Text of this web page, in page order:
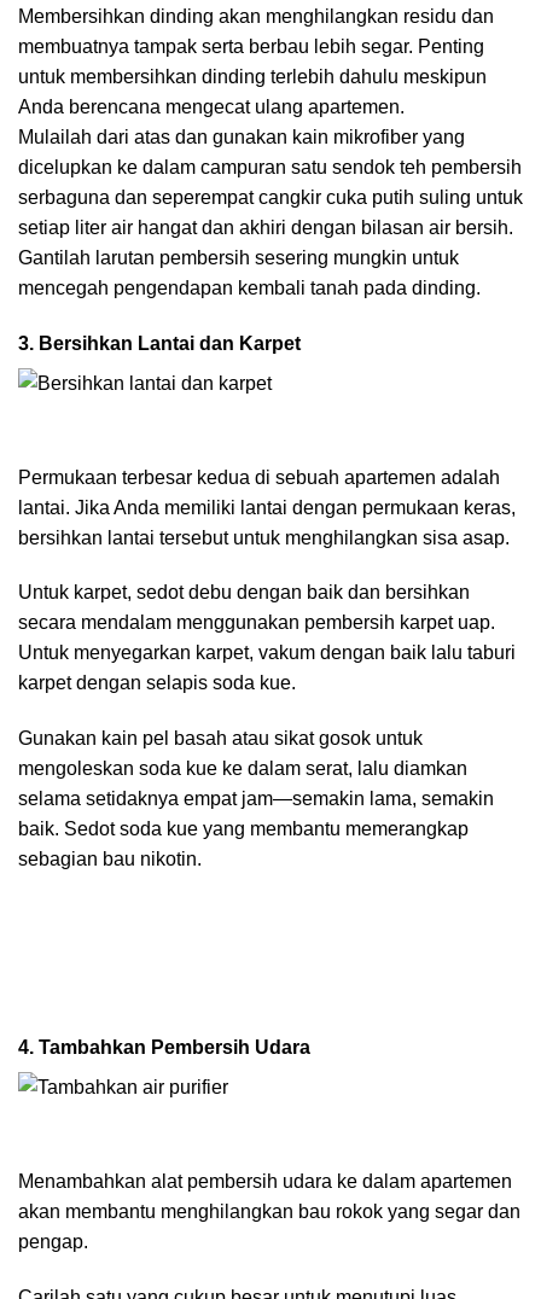
Membersihkan dinding akan menghilangkan residu dan
membuatnya tampak serta berbau lebih segar. Penting
untuk membersihkan dinding terlebih dahulu meskipun
Anda berencana mengecat ulang apartemen.
Mulailah dari atas dan gunakan kain mikrofiber yang
dicelupkan ke dalam campuran satu sendok teh pembersih
serbaguna dan seperempat cangkir cuka putih suling untuk
setiap liter air hangat dan akhiri dengan bilasan air bersih.
Gantilah larutan pembersih sesering mungkin untuk
mencegah pengendapan kembali tanah pada dinding.
3. Bersihkan Lantai dan Karpet
Permukaan terbesar kedua di sebuah apartemen adalah
lantai. Jika Anda memiliki lantai dengan permukaan keras,
bersihkan lantai tersebut untuk menghilangkan sisa asap.
Untuk karpet, sedot debu dengan baik dan bersihkan
secara mendalam menggunakan pembersih karpet uap.
Untuk menyegarkan karpet, vakum dengan baik lalu taburi
karpet dengan selapis soda kue.
Gunakan kain pel basah atau sikat gosok untuk
mengoleskan soda kue ke dalam serat, lalu diamkan
selama setidaknya empat jam—semakin lama, semakin
baik. Sedot soda kue yang membantu memerangkap
sebagian bau nikotin.
4. Tambahkan Pembersih Udara
Menambahkan alat pembersih udara ke dalam apartemen
akan membantu menghilangkan bau rokok yang segar dan
pengap.